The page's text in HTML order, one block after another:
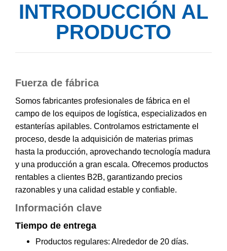
INTRODUCCIÓN AL
PRODUCTO
Fuerza de fábrica
Somos fabricantes profesionales de fábrica en el
campo de los equipos de logística, especializados en
estanterías apilables. Controlamos estrictamente el
proceso, desde la adquisición de materias primas
hasta la producción, aprovechando tecnología madura
y una producción a gran escala. Ofrecemos productos
rentables a clientes B2B, garantizando precios
razonables y una calidad estable y confiable.
Información clave
Tiempo de entrega
Productos regulares: Alrededor de 20 días.